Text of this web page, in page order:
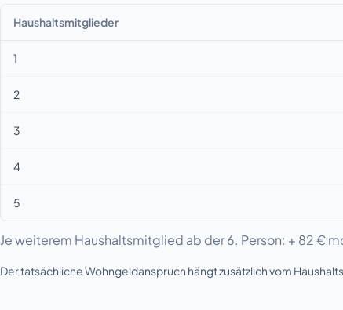
Haushaltsmitglieder
1
2
3
4
5
Je weiterem Haushaltsmitglied ab der 6. Person: + 82 €
Der tatsächliche Wohngeldanspruch hängt zusätzlich vom